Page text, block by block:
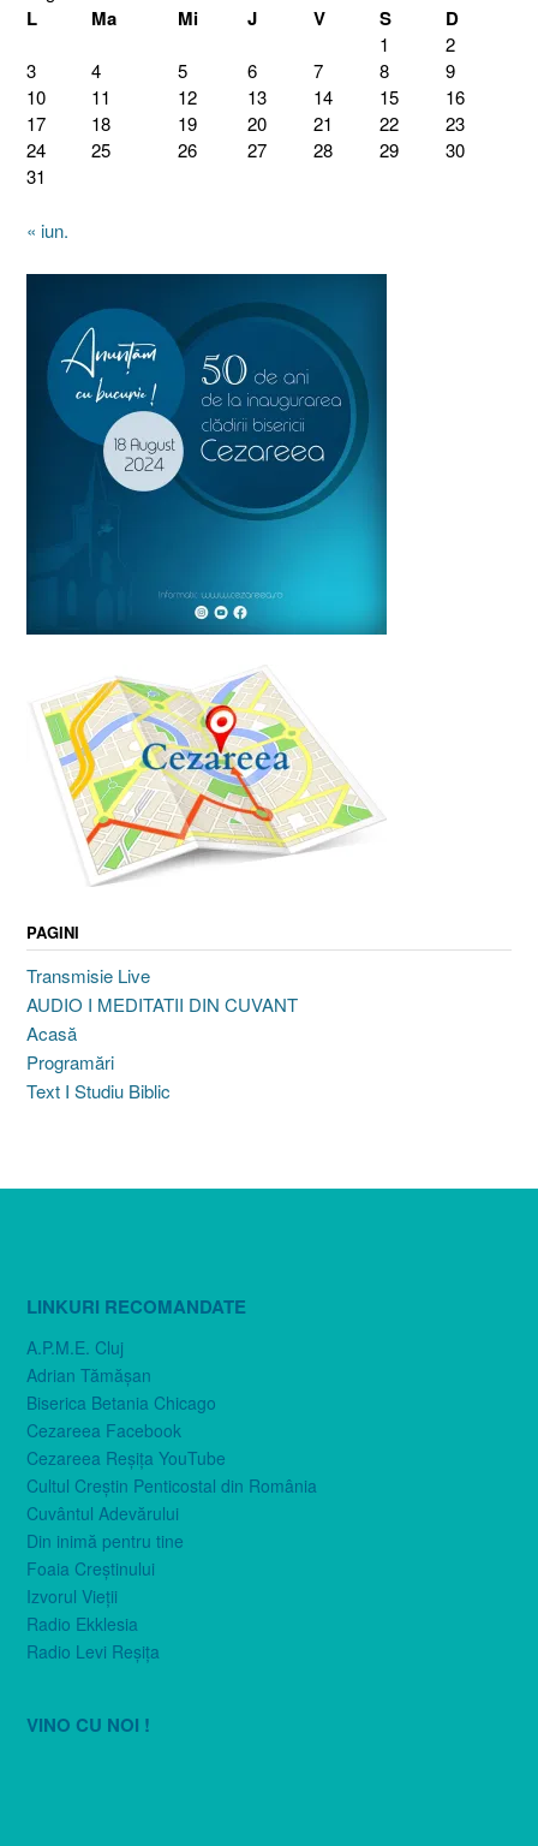
L Ma Mi J V S D
1
2
3
4 5 6 7 8
9
10
11 12 13 14 15
16
17
18 19 20 21 22
23
24
25 26 27 28 29
30
31
« iun.
PAGINI
Transmisie Live
AUDIO I MEDITATII DIN CUVANT
Acasă
Programări
Text I Studiu Biblic
LINKURI RECOMANDATE
A.P.M.E. Cluj
Adrian Tămăşan
Biserica Betania Chicago
Cezareea Facebook
Cezareea Reşiţa YouTube
Cultul Creştin Penticostal din România
Cuvântul Adevărului
Din inimă pentru tine
Foaia Creştinului
Izvorul Vieţii
Radio Ekklesia
Radio Levi Reşiţa
VINO CU NOI !